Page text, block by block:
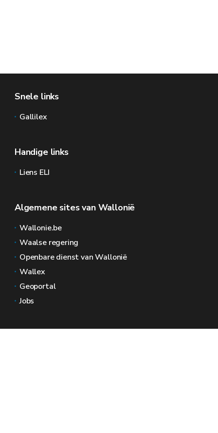
Snele links
Gallilex
Handige links
Liens ELI
Algemene sites van Wallonië
Wallonie.be
Waalse regering
Openbare dienst van Wallonië
Wallex
Geoportal
Jobs